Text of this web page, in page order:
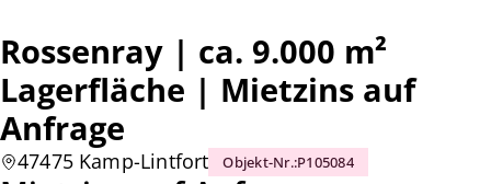
Rossenray | ca. 9.000 m²
Lagerfläche | Mietzins auf
Anfrage
47475 Kamp-Lintfort Objekt-Nr.:P105084